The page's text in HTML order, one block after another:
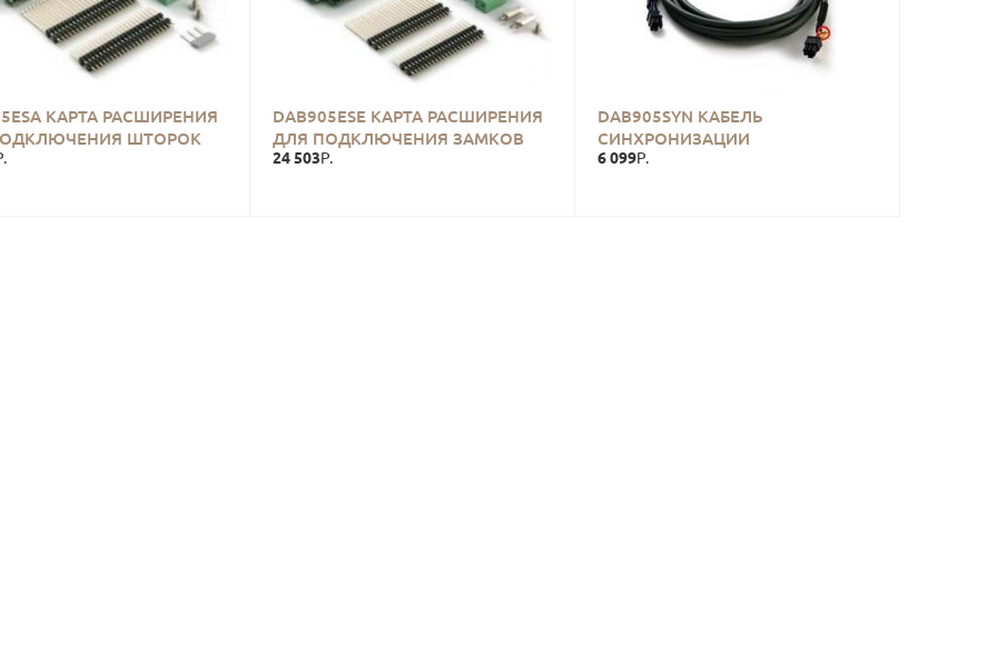
КАРТА РАСШИРЕНИЯ
ШТОРОК
DAB905ESE КАРТА РАСШИРЕНИЯ
ДЛЯ ПОДКЛЮЧЕНИЯ ЗАМКОВ
24 503 Р.
DAB905SYN КАБЕЛЬ
СИНХРОНИЗАЦИИ
6 099Р.